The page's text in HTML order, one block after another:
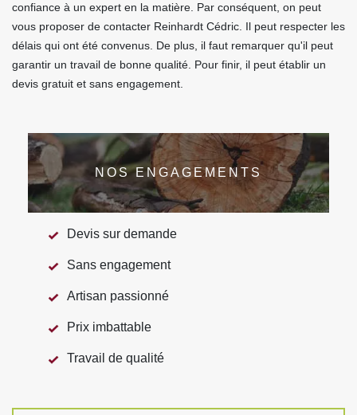
confiance à un expert en la matière. Par conséquent, on peut
vous proposer de contacter Reinhardt Cédric. Il peut respecter les
délais qui ont été convenus. De plus, il faut remarquer qu'il peut
garantir un travail de bonne qualité. Pour finir, il peut établir un
devis gratuit et sans engagement.
NOS ENGAGEMENTS
Devis sur demande
Sans engagement
Artisan passionné
Prix imbattable
Travail de qualité